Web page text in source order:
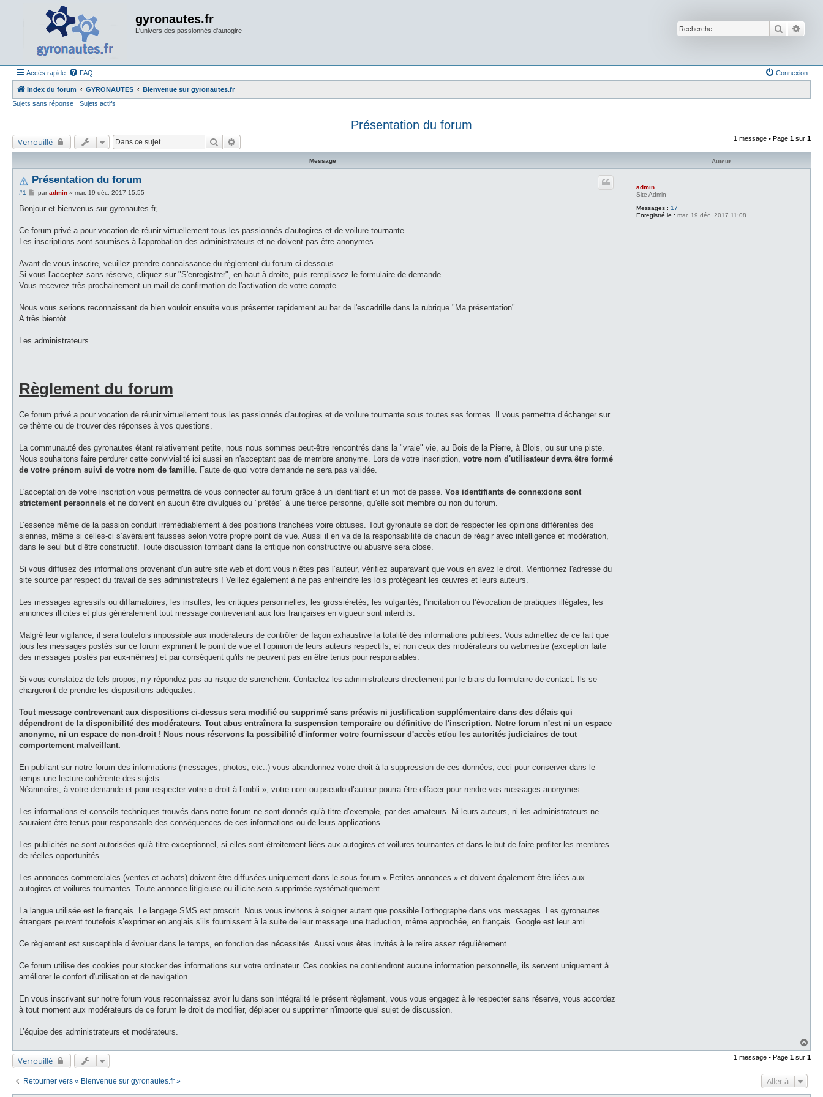
gyronautes.fr
L'univers des passionnés d'autogire
Accès rapide FAQ Connexion
Index du forum GYRONAUTES
Bienvenue sur gyronautes.fr
Sujets sans réponse
Sujets actifs
Présentation du forum
Verrouillé Rechercher 1 message • Page 1 sur 1
Message Auteur
admin
Site Admin
Messages : 17
Enregistré le : mar. 19 déc. 2017 11:08
Présentation du forum
#1
M
s
g
paradmin» mar. 19 déc. 2017 15:55
Bonjour et bienvenus sur gyronautes.fr,
Ce forum privé a pour vocation de réunir virtuellement tous les passionnés d'autogires et de voilure tournante.
Les inscriptions sont soumises à l'approbation des administrateurs et ne doivent pas être anonymes.
Avant de vous inscrire, veuillez prendre connaissance du règlement du forum ci-dessous.
Si vous l'acceptez sans réserve, cliquez sur "S'enregistrer", en haut à droite, puis remplissez le formulaire de demande.
Vous recevrez très prochainement un mail de confirmation de l'activation de votre compte.
Nous vous serions reconnaissant de bien vouloir ensuite vous présenter rapidement au bar de l'escadrille dans la rubrique "Ma présentation".
A très bientôt.
Les administrateurs.
Règlement du forum
Ce forum privé a pour vocation de réunir virtuellement tous les passionnés d'autogires et de voilure tournante sous toutes ses formes. Il vous permettra d’échanger sur
ce thème ou de trouver des réponses à vos questions.
La communauté des gyronautes étant relativement petite, nous nous sommes peut-être rencontrés dans la "vraie" vie, au Bois de la Pierre, à Blois, ou sur une piste.
Nous souhaitons faire perdurer cette convivialité ici aussi en n'acceptant pas de membre anonyme. Lors de votre inscription, votre nom d'utilisateur devra être formé
de votre prénom suivi de votre nom de famille. Faute de quoi votre demande ne sera pas validée.
L'acceptation de votre inscription vous permettra de vous connecter au forum grâce à un identifiant et un mot de passe. Vos identifiants de connexions sont
strictement personnels et ne doivent en aucun être divulgués ou "prêtés" à une tierce personne, qu'elle soit membre ou non du forum.
L’essence même de la passion conduit irrémédiablement à des positions tranchées voire obtuses. Tout gyronaute se doit de respecter les opinions différentes des
siennes, même si celles-ci s’avéraient fausses selon votre propre point de vue. Aussi il en va de la responsabilité de chacun de réagir avec intelligence et modération,
dans le seul but d’être constructif. Toute discussion tombant dans la critique non constructive ou abusive sera close.
Si vous diffusez des informations provenant d'un autre site web et dont vous n’êtes pas l’auteur, vérifiez auparavant que vous en avez le droit. Mentionnez l'adresse du
site source par respect du travail de ses administrateurs ! Veillez également à ne pas enfreindre les lois protégeant les œuvres et leurs auteurs.
Les messages agressifs ou diffamatoires, les insultes, les critiques personnelles, les grossièretés, les vulgarités, l’incitation ou l’évocation de pratiques illégales, les
annonces illicites et plus généralement tout message contrevenant aux lois françaises en vigueur sont interdits.
Malgré leur vigilance, il sera toutefois impossible aux modérateurs de contrôler de façon exhaustive la totalité des informations publiées. Vous admettez de ce fait que
tous les messages postés sur ce forum expriment le point de vue et l’opinion de leurs auteurs respectifs, et non ceux des modérateurs ou webmestre (exception faite
des messages postés par eux-mêmes) et par conséquent qu'ils ne peuvent pas en être tenus pour responsables.
Si vous constatez de tels propos, n’y répondez pas au risque de surenchérir. Contactez les administrateurs directement par le biais du formulaire de contact. Ils se
chargeront de prendre les dispositions adéquates.
Tout message contrevenant aux dispositions ci-dessus sera modifié ou supprimé sans préavis ni justification supplémentaire dans des délais qui
dépendront de la disponibilité des modérateurs. Tout abus entraînera la suspension temporaire ou définitive de l'inscription. Notre forum n'est ni un espace
anonyme, ni un espace de non-droit ! Nous nous réservons la possibilité d'informer votre fournisseur d'accès et/ou les autorités judiciaires de tout
comportement malveillant.
En publiant sur notre forum des informations (messages, photos, etc..) vous abandonnez votre droit à la suppression de ces données, ceci pour conserver dans le
temps une lecture cohérente des sujets.
Néanmoins, à votre demande et pour respecter votre « droit à l’oubli », votre nom ou pseudo d’auteur pourra être effacer pour rendre vos messages anonymes.
Les informations et conseils techniques trouvés dans notre forum ne sont donnés qu’à titre d’exemple, par des amateurs. Ni leurs auteurs, ni les administrateurs ne
sauraient être tenus pour responsable des conséquences de ces informations ou de leurs applications.
Les publicités ne sont autorisées qu’à titre exceptionnel, si elles sont étroitement liées aux autogires et voilures tournantes et dans le but de faire profiter les membres
de réelles opportunités.
Les annonces commerciales (ventes et achats) doivent être diffusées uniquement dans le sous-forum « Petites annonces » et doivent également être liées aux
autogires et voilures tournantes. Toute annonce litigieuse ou illicite sera supprimée systématiquement.
La langue utilisée est le français. Le langage SMS est proscrit. Nous vous invitons à soigner autant que possible l’orthographe dans vos messages. Les gyronautes
étrangers peuvent toutefois s’exprimer en anglais s’ils fournissent à la suite de leur message une traduction, même approchée, en français. Google est leur ami.
Ce règlement est susceptible d’évoluer dans le temps, en fonction des nécessités. Aussi vous êtes invités à le relire assez régulièrement.
Ce forum utilise des cookies pour stocker des informations sur votre ordinateur. Ces cookies ne contiendront aucune information personnelle, ils servent uniquement à
améliorer le confort d'utilisation et de navigation.
En vous inscrivant sur notre forum vous reconnaissez avoir lu dans son intégralité le présent règlement, vous vous engagez à le respecter sans réserve, vous accordez
à tout moment aux modérateurs de ce forum le droit de modifier, déplacer ou supprimer n'importe quel sujet de discussion.
L’équipe des administrateurs et modérateurs.
a
u
Verrouillé 1 message • Page 1 sur 1
Retourner vers « Bienvenue sur gyronautes.fr » Aller à